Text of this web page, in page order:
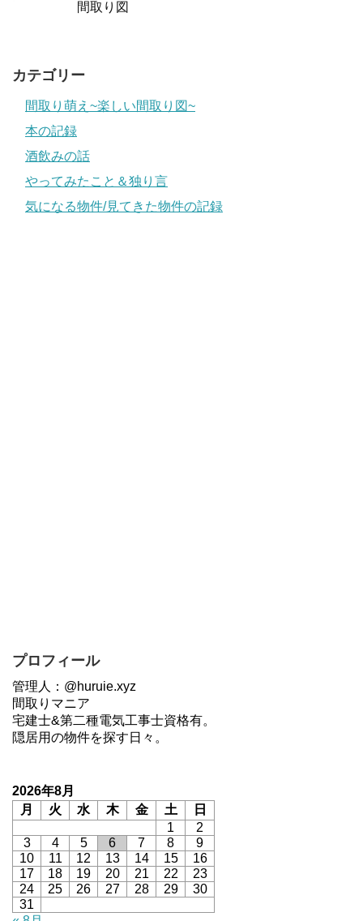
間取り図
カテゴリー
間取り萌え~楽しい間取り図~
本の記録
酒飲みの話
やってみたこと＆独り言
気になる物件/見てきた物件の記録
プロフィール
管理人：@huruie.xyz
間取りマニア
宅建士&第二種電気工事士資格有。
隠居用の物件を探す日々。
2026年8月
月
火 水 木 金 土
日
1
2
3
4 5 6 7 8
9
10
11 12 13 14 15
16
17
18 19 20 21 22
23
24
25 26 27 28 29
30
31